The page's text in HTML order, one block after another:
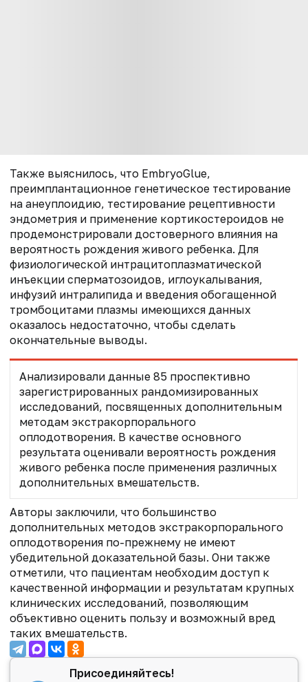
Также выяснилось, что EmbryoGlue,
преимплантационное генетическое тестирование
на анеуплоидию, тестирование рецептивности
эндометрия и применение кортикостероидов не
продемонстрировали достоверного влияния на
вероятность рождения живого ребенка. Для
физиологической интрацитоплазматической
инъекции сперматозоидов, иглоукалывания,
инфузий интралипида и введения обогащенной
тромбоцитами плазмы имеющихся данных
оказалось недостаточно, чтобы сделать
окончательные выводы.
Анализировали данные 85 проспективно
зарегистрированных рандомизированных
исследований, посвященных дополнительным
методам экстракорпорального
оплодотворения. В качестве основного
результата оценивали вероятность рождения
живого ребенка после применения различных
дополнительных вмешательств.
Авторы заключили, что большинство
дополнительных методов экстракорпорального
оплодотворения по-прежнему не имеют
убедительной доказательной базы. Они также
отметили, что пациентам необходим доступ к
качественной информации и результатам крупных
клинических исследований, позволяющим
объективно оценить пользу и возможный вред
таких вмешательств.
Присоединяйтесь!